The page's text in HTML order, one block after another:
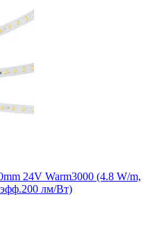
24V Warm3000 (4.8 W/m,
лм/Вт)